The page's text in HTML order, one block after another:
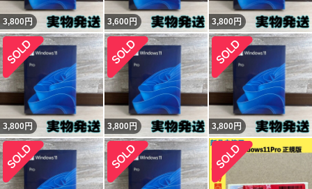
3,800円 3,600円 3,800円
3,800円 3,800円 3,800円